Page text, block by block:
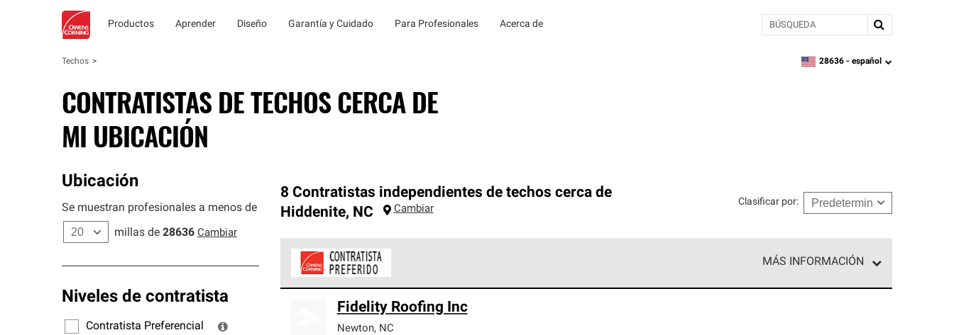
Productos Aprender Diseño Garantía y Cuidado Para Profesionales Acerca de BÚSQUEDA
Techos zipcode,language
28636 - español
CONTRATISTAS DE TECHOS CERCA DE
MI UBICACIÓN
Ubicación
Se muestran profesionales a menos de
millas de 28636 Cambiar
Niveles de contratista
Contratista Preferencial
8 Contratistas independientes de techos cerca de
Hiddenite, NC Cambiar
Clasificar por:
MÁS INFORMACIÓN
cumplen con altos estándares y requisitos estrictos de profesionalismo y confiabilidad.
Fidelity Roofing Inc
Newton, NC